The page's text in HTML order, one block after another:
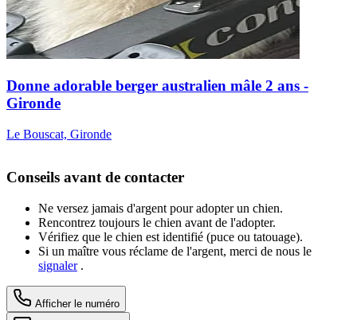
Donne adorable berger australien mâle 2 ans -
Gironde
Le Bouscat, Gironde
Conseils avant de contacter
Ne versez jamais d'argent pour adopter un chien.
Rencontrez toujours le chien avant de l'adopter.
Vérifiez que le chien est identifié (puce ou tatouage).
Si un maître vous réclame de l'argent, merci de nous le
signaler.
Afficher le numéro